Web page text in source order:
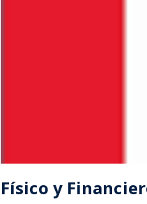
Físico y